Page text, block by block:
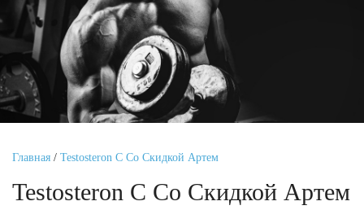
Главная / Testosteron C Со Скидкой Артем
Testosteron C Со Скидкой Артем